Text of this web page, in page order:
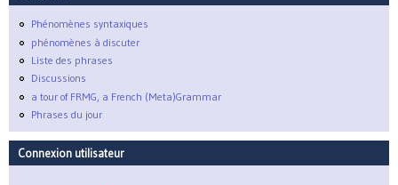
Phénomènes syntaxiques
phénomènes à discuter
Liste des phrases
Discussions
a tour of FRMG, a French (Meta)Grammar
Phrases du jour
Connexion utilisateur